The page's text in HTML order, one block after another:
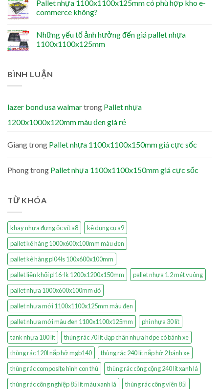
Pallet nhựa 1100x1100x125mm có phù hợp kho e-
commerce không?
Những yếu tố ảnh hưởng đến giá pallet nhựa
1100x1100x125mm
BÌNH LUẬN
lazer bond usa walmartrong Pallet nhựa
1200x1000x120mm màu đen giá rẻ
Giangtrong Pallet nhựa 1100x1100x150mm giá cực sốc
Phongtrong Pallet nhựa 1100x1100x150mm giá cực sốc
TỪ KHÓA
khay nhựa đựng ốc vít a8
kệ dụng cụ a9
pallet kê hàng 1000x600x100mm màu đen
pallet kê hàng pl04ls 100x600x100mm
pallet liền khối pl16-lk 1200x1200x150mm
pallet nhựa 1.2 mét vuông
pallet nhựa 1000x600x100mm đỏ
pallet nhựa mới 1100x1100x125mm màu đen
pallet nhựa mới màu đen 1100x1100x125mm
phi nhựa 30 lít
tank nhựa 100 lít
thùng rác 70 lít đạp chân nhựa hdpe có bánh xe
thùng rác 120l nắp hở mgb140
thùng rác 240 lít nắp hở 2 bánh xe
thùng rác composite hình con thú
thùng rác công cộng 240 lít xanh lá
thùng rác công nghiệp 85 lít màu xanh lá
thùng rác công viên 85l